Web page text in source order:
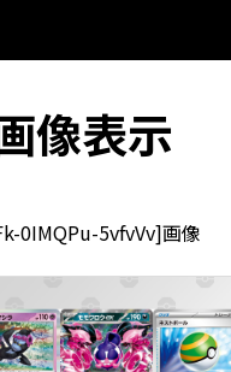
像表示
0IMQPu-5vfvVv]画像